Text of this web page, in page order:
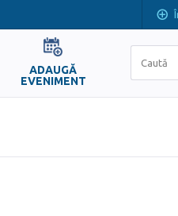
ADAUGĂ
EVENIMENT